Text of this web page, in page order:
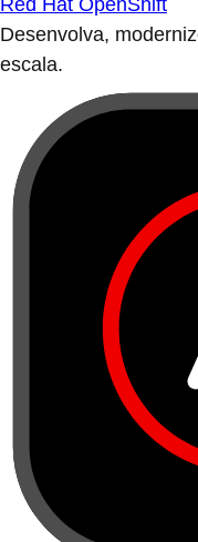
Red Hat OpenShift
Desenvolva,
escala.